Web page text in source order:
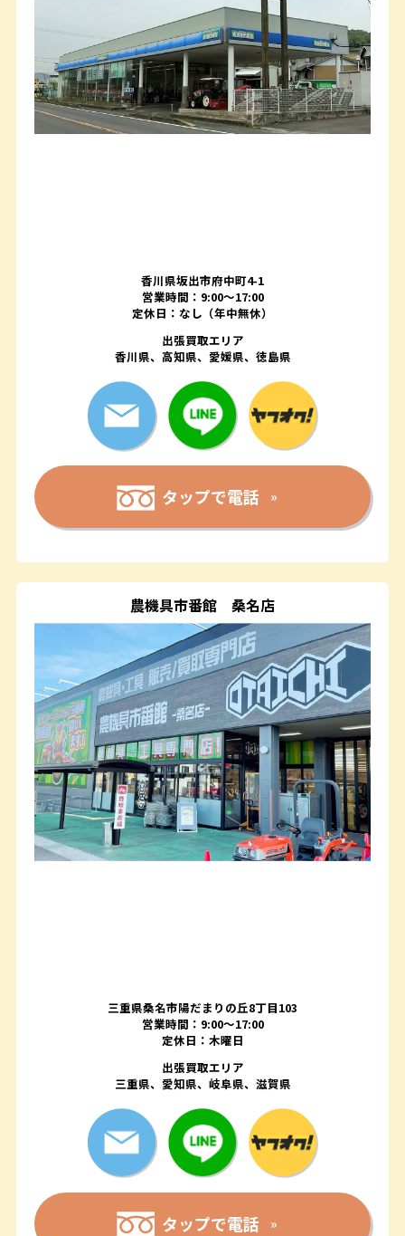
香川県坂出市府中町4-1
営業時間：9:00～17:00
定休日：なし（年中無休）
出張買取エリア
香川県、高知県、愛媛県、徳島県
タップで電話
農機具市番館 桑名店
三重県桑名市陽だまりの丘8丁目103
営業時間：9:00〜17:00
定休日：木曜日
出張買取エリア
三重県、愛知県、岐阜県、滋賀県
タップで電話